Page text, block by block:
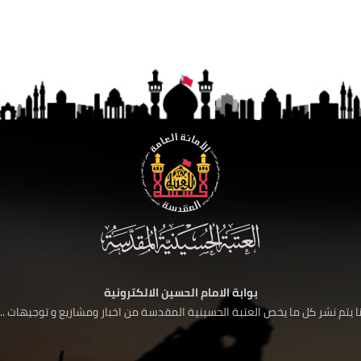
بوابة الامام الحسين الالكترونية
يتم نشر كل ما يخص العتبة الحسينية المقدسة من اخبار ومشاريع و توجيهات